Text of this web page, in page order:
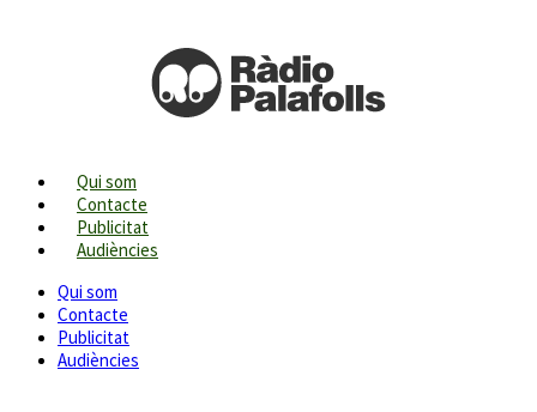
Qui som
Contacte
Publicitat
Audiències
Qui som
Contacte
Publicitat
Audiències